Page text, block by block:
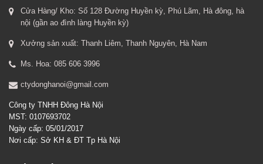
Cửa Hàng/ Kho: Số 128 Đường Huyền kỳ, Phú Lãm, Hà đông, hà
nội (gần ao đình làng Huyền kỳ)
Xưởng sản xuất: Thanh Liêm, Thanh Nguyên, Hà Nam
Ms. Hoa: 085 606 3996
ctydonghanoi@gmail.com
Công ty TNHH Đông Hà Nội
MST: 0107693702
Ngày cấp: 05/01/2017
Nơi cấp: Sở KH & ĐT Tp Hà Nội